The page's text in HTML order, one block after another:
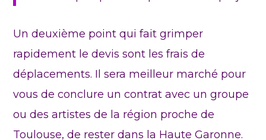
Un deuxième point qui fait grimper
rapidement le devis sont les frais de
déplacements. Il sera meilleur marché pour
vous de conclure un contrat avec un groupe
ou des artistes de la région proche de
Toulouse, de rester dans la Haute Garonne.